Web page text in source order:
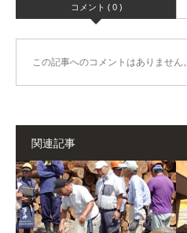
コメント ( 0 )
この記事へのコメントはありません。
関連記事